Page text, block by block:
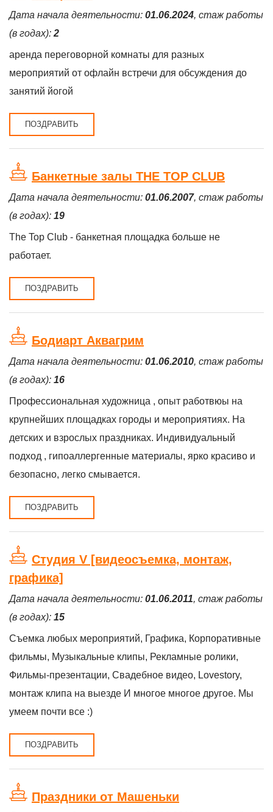
Дата начала деятельности: 01.06.2024, стаж работы
(в годах): 2
аренда переговорной комнаты для разных
мероприятий от офлайн встречи для обсуждения до
занятий йогой
ПОЗДРАВИТЬ
Банкетные залы THE TOP CLUB
Дата начала деятельности: 01.06.2007, стаж работы
(в годах): 19
The Top Club - банкетная площадка больше не
работает.
ПОЗДРАВИТЬ
Бодиарт Аквагрим
Дата начала деятельности: 01.06.2010, стаж работы
(в годах): 16
Профессиональная художница , опыт работвюы на
крупнейших площадках городы и мероприятиях. На
детских и взрослых праздниках. Индивидуальный
подход , гипоаллергенные материалы, ярко красиво и
безопасно, легко смывается.
ПОЗДРАВИТЬ
Студия V [видеосъемка, монтаж,
графика]
Дата начала деятельности: 01.06.2011, стаж работы
(в годах): 15
Съемка любых мероприятий, Графика, Корпоративные
фильмы, Музыкальные клипы, Рекламные ролики,
Фильмы-презентации, Свадебное видео, Lovestory,
монтаж клипа на выезде И многое многое другое. Мы
умеем почти все :)
ПОЗДРАВИТЬ
Праздники от Машеньки